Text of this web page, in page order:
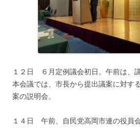
１２日 ６月定例議会初日。午前は、
本会議では、市長から提出議案に対す
案の説明会。
１４日 午前、自民党高岡市連の役員